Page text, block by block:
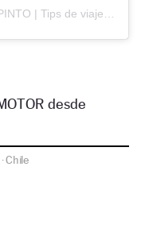
Una publicación compartida de LUIS PINTO | Tips de viajes (@guatonviajero)
desde
·Chile